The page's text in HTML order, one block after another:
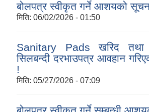
बोलपत्र स्वीकृत गर्ने आशयको
मिति: 06/02/2026 - 01:50
Sanitary Pads खरिद तथा
सिलबन्दी दरभाउपत्र आवहान
!
मिति: 05/27/2026 - 07:09